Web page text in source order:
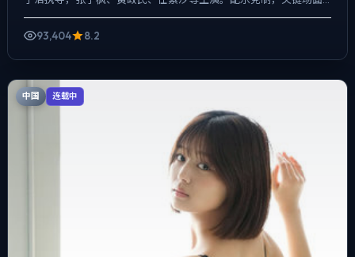
反而以环境声托情绪，人物在道德灰区反复试探，观众情绪被慢...
93,404
8.2
中国 连载中